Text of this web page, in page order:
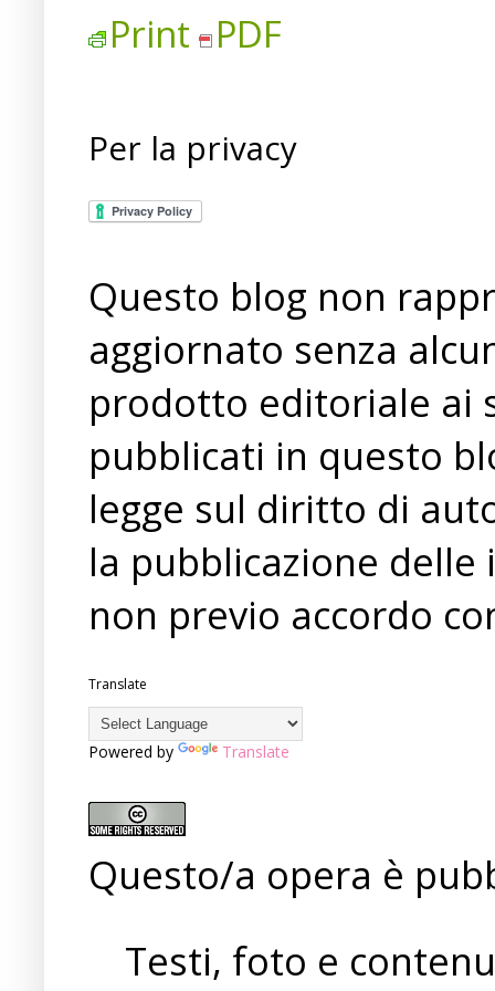
Print PDF
Per la privacy
Questo blog non
aggiornato senza
prodotto editoriale ai
pubblicati in questo
legge sul diritto di
la pubblicazione
non previo accordo
Translate
Powered by Translate
Questo/a opera è
Testi, foto e